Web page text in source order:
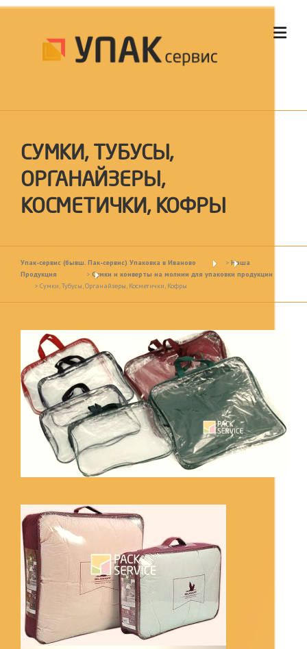
Skip to content
СУМКИ, ТУБУСЫ,
ОРГАНАЙЗЕРЫ,
КОСМЕТИЧКИ, КОФРЫ
Упак-сервис (бывш. Пак-сервис) Упаковка в Иваново > Наша
Продукция
> Сумки и конверты на молнии для упаковки продукции
> Сумки, Тубусы, Органайзеры, Косметички, Кофры